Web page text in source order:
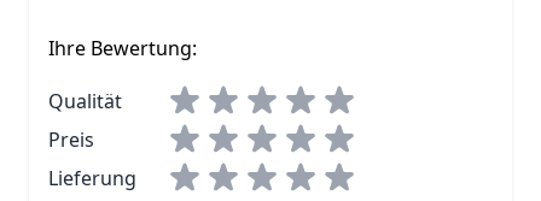
Ihre Bewertung:
Qualität
Preis
Lieferung